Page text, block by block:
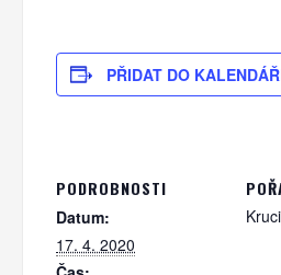
PŘIDAT DO
PODROBNOSTI
Datum:
17. 4. 2020